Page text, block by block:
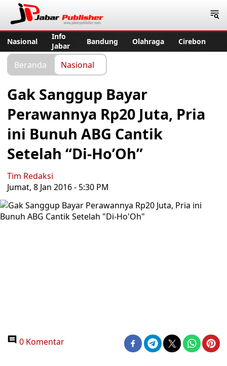
Nasional
Info
Jabar
Bandung Olahraga Cirebon
Beranda Nasional
Gak Sanggup Bayar
Perawannya Rp20 Juta, Pria
ini Bunuh ABG Cantik
Setelah “Di-Ho’Oh”
Tim Redaksi
Jumat, 8 Jan 2016 - 5:30 PM
0 Komentar